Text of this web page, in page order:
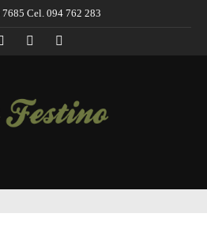
Cel. 094 762 283